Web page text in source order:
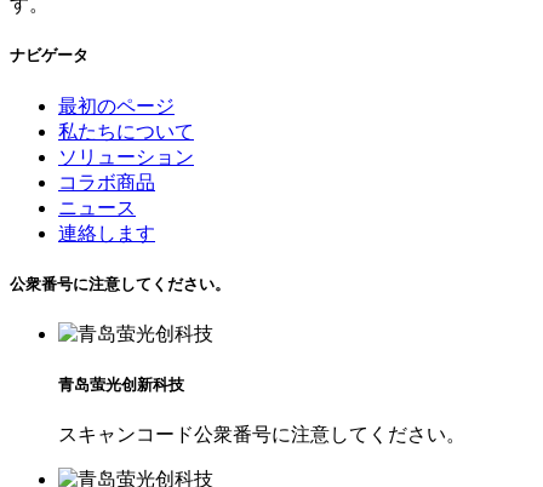
す。
ナビゲータ
最初のページ
私たちについて
ソリューション
コラボ商品
ニュース
連絡します
公衆番号に注意してください。
青岛萤光创新科技
スキャンコード公衆番号に注意してください。